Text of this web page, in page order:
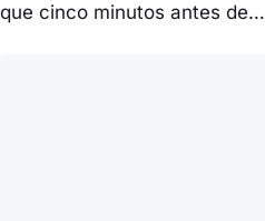
que cinco minutos antes de…